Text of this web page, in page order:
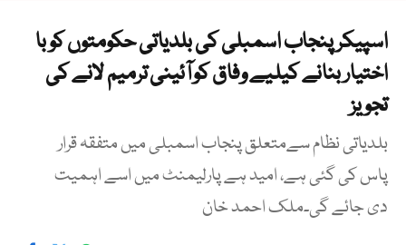
اسپیکر پنجاب اسمبلی کی بلدیاتی حکومتوں کو با
اختیار بنانے کیلیے وفاق کو آئینی ترمیم لانے کی
تجویز
بلدیاتی نظام سےمتعلق پنجاب اسمبلی میں متفقہ قرار
پاس کی گئی ہے، امید ہے پارلیمنٹ میں اسے اہمیت
دی جائے گی۔ملک احمد خان